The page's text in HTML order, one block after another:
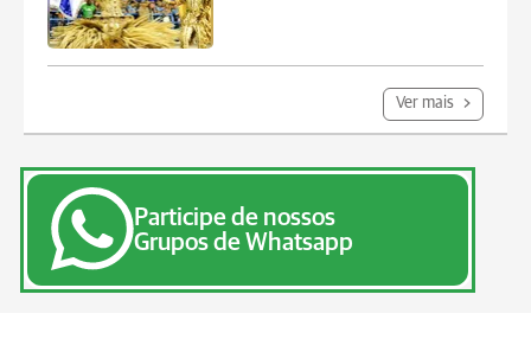
Ver mais
Participe de nossos
Grupos de Whatsapp